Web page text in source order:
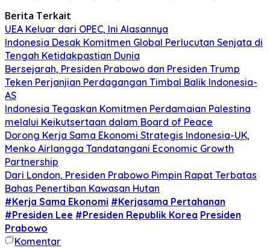
Berita Terkait
UEA Keluar dari OPEC, Ini Alasannya
Indonesia Desak Komitmen Global Perlucutan Senjata di
Tengah Ketidakpastian Dunia
Bersejarah, Presiden Prabowo dan Presiden Trump
Teken Perjanjian Perdagangan Timbal Balik Indonesia-
AS
Indonesia Tegaskan Komitmen Perdamaian Palestina
melalui Keikutsertaan dalam Board of Peace
Dorong Kerja Sama Ekonomi Strategis Indonesia-UK,
Menko Airlangga Tandatangani Economic Growth
Partnership
Dari London, Presiden Prabowo Pimpin Rapat Terbatas
Bahas Penertiban Kawasan Hutan
#Kerja Sama Ekonomi #Kerjasama Pertahanan
#Presiden Lee #Presiden Republik Korea Presiden
Prabowo
Komentar